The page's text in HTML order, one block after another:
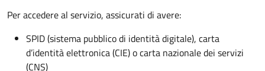
Per accedere al servizio, assicurati di avere:
SPID (sistema pubblico di identità digitale), carta
d’identità elettronica (CIE) o carta nazionale dei servizi
(CNS)